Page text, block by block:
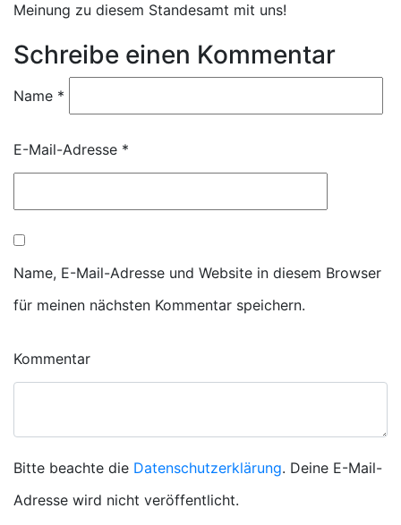
Meinung zu diesem Standesamt mit uns!
Schreibe einen Kommentar
Name *
E-Mail-Adresse *
Name, E-Mail-Adresse und Website in diesem Browser
für meinen nächsten Kommentar speichern.
Kommentar
Bitte beachte die Datenschutzerklärung. Deine E-Mail-
Adresse wird nicht veröffentlicht.